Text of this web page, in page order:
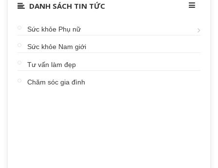
DANH SÁCH TIN TỨC
Sức khỏe Phụ nữ
Sức khỏe Nam giới
Tư vấn làm đẹp
Chăm sóc gia đình